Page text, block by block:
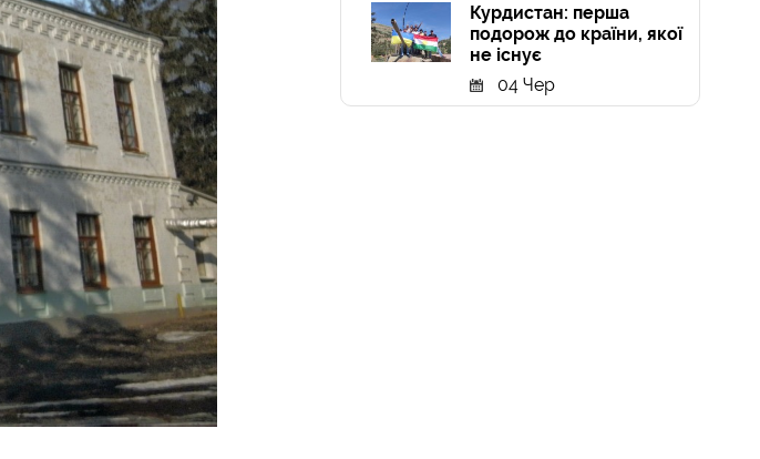
Курдистан: перша
подорож до країни, якої
не існує
04 Чер